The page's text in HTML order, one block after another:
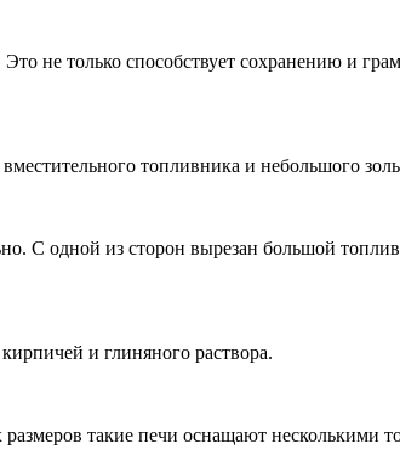
не только способствует сохранению и
топливника и небольшого
С одной из сторон вырезан большой
и глиняного раствора.
такие печи оснащают несколькими